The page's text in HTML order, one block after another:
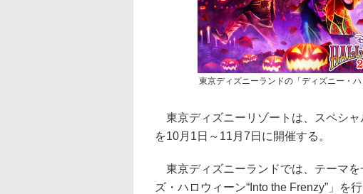
東京ディズニーランドの「ディズニー・
東京ディズニーリゾートは、スペシャ
を10月1日～11月7日に開催する。
東京ディズニーランドでは、テーマ
ズ・ハロウィーン“Into the Frenzy”」を行